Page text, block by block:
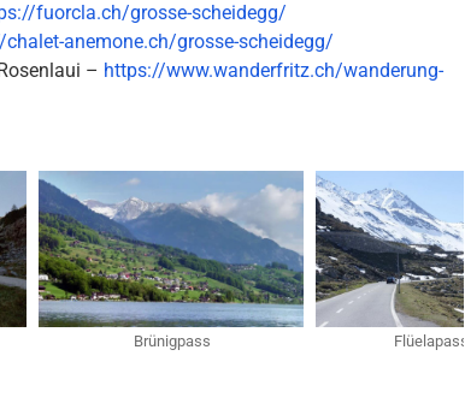
fuorcla.ch/grosse-scheidegg/
anemone.ch/grosse-scheidegg/
– https://www.wanderfritz.ch/wanderung-
Brünigpass Flüelapass